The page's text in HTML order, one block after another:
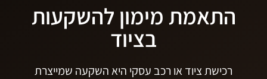
התאמת מימון להשקעות
בציוד
רכישת ציוד או רכב עסקי היא השקעה שמייצרת